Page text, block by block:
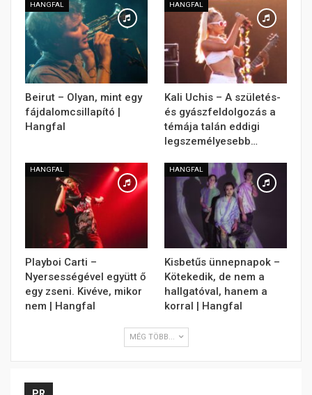
HANGFAL
Beirut – Olyan, mint egy
fájdalomcsillapító |
Hangfal
HANGFAL
Kali Uchis – A születés-
és gyászfeldolgozás a
témája talán eddigi
legszemélyesebb…
HANGFAL
Playboi Carti –
Nyersességével együtt ő
egy zseni. Kivéve, mikor
nem | Hangfal
HANGFAL
Kisbetűs ünnepnapok –
Kötekedik, de nem a
hallgatóval, hanem a
korral | Hangfal
MÉG TÖBB...